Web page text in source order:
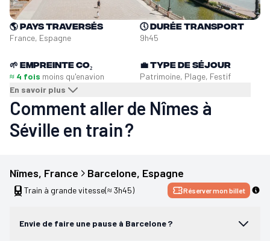
🌎Pays traversés
France, Espagne
🕔Durée transport
9h45
🌱 Empreinte CO₂
≈ 4 fois moins qu'enavion
En savoir plus
💼Type de séjour
Patrimoine, Plage, Festif
Comment aller de Nîmes à
Séville en train ?
Nîmes, France Barcelone, Espagne
Train à grande vitesse(≈ 3h45) Réserver mon billet
Envie de faire une pause à Barcelone ?